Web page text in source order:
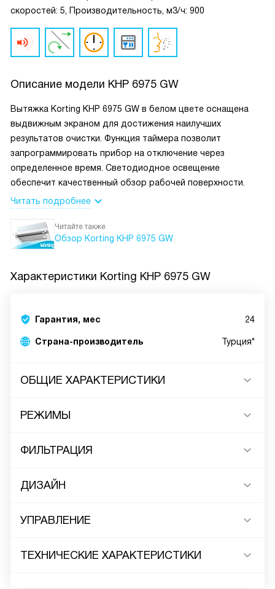
скоростей: 5, Производительность, м3/ч: 900
Описание модели KHP 6975 GW
Вытяжка Korting KHP 6975 GW в белом цвете оснащена
выдвижным экраном для достижения наилучших
результатов очистки. Функция таймера позволит
запрограммировать прибор на отключение через
определенное время. Светодиодное освещение
обеспечит качественный обзор рабочей поверхности.
Читать подробнее
Читайте также
Обзор Korting KHP 6975 GW
Характеристики Korting KHP 6975 GW
Гарантия, мес 24
Страна-производитель Турция*
ОБЩИЕ ХАРАКТЕРИСТИКИ
РЕЖИМЫ
ФИЛЬТРАЦИЯ
ДИЗАЙН
УПРАВЛЕНИЕ
ТЕХНИЧЕСКИЕ ХАРАКТЕРИСТИКИ